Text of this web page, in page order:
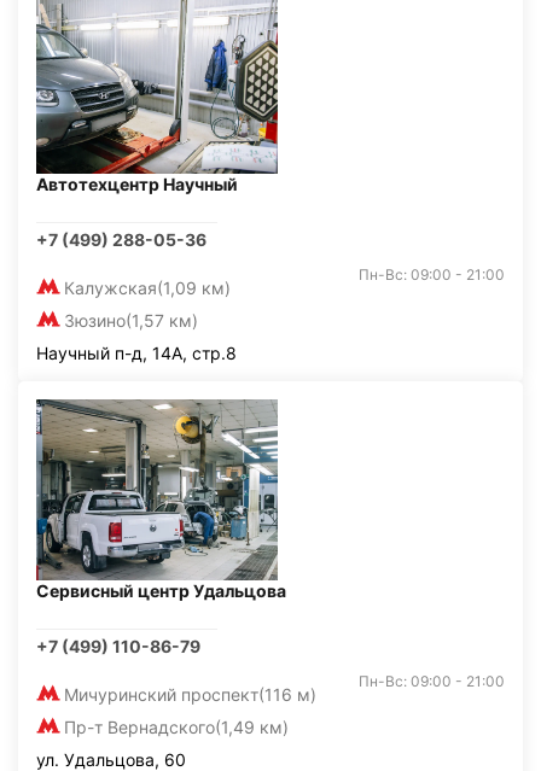
Автотехцентр Научный
+7 (499) 288-05-36
Калужская(1,09 км)
Зюзино(1,57 км)
Пн-Вс: 09:00 - 21:00
Научный п-д, 14А, стр.8
Сервисный центр Удальцова
+7 (499) 110-86-79
Мичуринский проспект(116 м)
Пр-т Вернадского(1,49 км)
Пн-Вс: 09:00 - 21:00
ул. Удальцова, 60